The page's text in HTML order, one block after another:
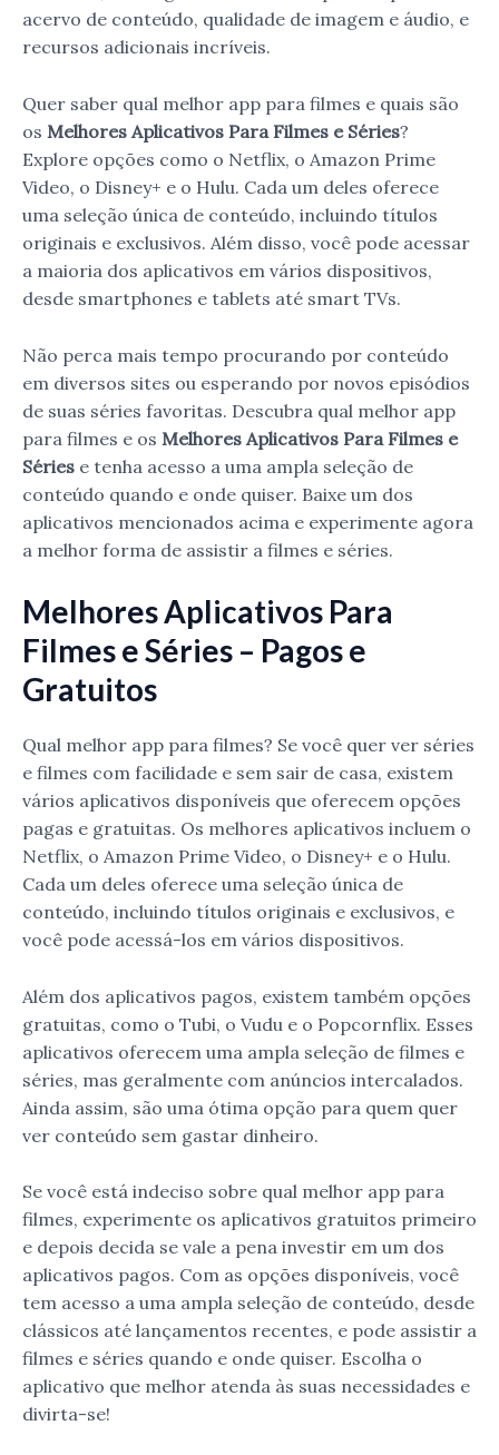
acervo de conteúdo, qualidade de imagem e áudio, e
recursos adicionais incríveis.
Quer saber qual melhor app para filmes e quais são
os Melhores Aplicativos Para Filmes e Séries?
Explore opções como o Netflix, o Amazon Prime
Video, o Disney+ e o Hulu. Cada um deles oferece
uma seleção única de conteúdo, incluindo títulos
originais e exclusivos. Além disso, você pode acessar
a maioria dos aplicativos em vários dispositivos,
desde smartphones e tablets até smart TVs.
Não perca mais tempo procurando por conteúdo
em diversos sites ou esperando por novos episódios
de suas séries favoritas. Descubra qual melhor app
para filmes e os Melhores Aplicativos Para Filmes e
Séries e tenha acesso a uma ampla seleção de
conteúdo quando e onde quiser. Baixe um dos
aplicativos mencionados acima e experimente agora
a melhor forma de assistir a filmes e séries.
Melhores Aplicativos Para
Filmes e Séries – Pagos e
Gratuitos
Qual melhor app para filmes? Se você quer ver séries
e filmes com facilidade e sem sair de casa, existem
vários aplicativos disponíveis que oferecem opções
pagas e gratuitas. Os melhores aplicativos incluem o
Netflix, o Amazon Prime Video, o Disney+ e o Hulu.
Cada um deles oferece uma seleção única de
conteúdo, incluindo títulos originais e exclusivos, e
você pode acessá-los em vários dispositivos.
Além dos aplicativos pagos, existem também opções
gratuitas, como o Tubi, o Vudu e o Popcornflix. Esses
aplicativos oferecem uma ampla seleção de filmes e
séries, mas geralmente com anúncios intercalados.
Ainda assim, são uma ótima opção para quem quer
ver conteúdo sem gastar dinheiro.
Se você está indeciso sobre qual melhor app para
filmes, experimente os aplicativos gratuitos primeiro
e depois decida se vale a pena investir em um dos
aplicativos pagos. Com as opções disponíveis, você
tem acesso a uma ampla seleção de conteúdo, desde
clássicos até lançamentos recentes, e pode assistir a
filmes e séries quando e onde quiser. Escolha o
aplicativo que melhor atenda às suas necessidades e
divirta-se!